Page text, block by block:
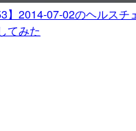
】2014-07-02のヘルスチ
てみた